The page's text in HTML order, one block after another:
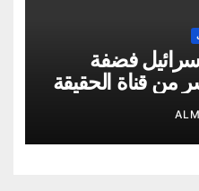
فضفة
من قناة الحقيقة